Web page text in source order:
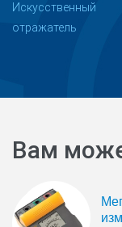
Искусственный
отражатель
Вам